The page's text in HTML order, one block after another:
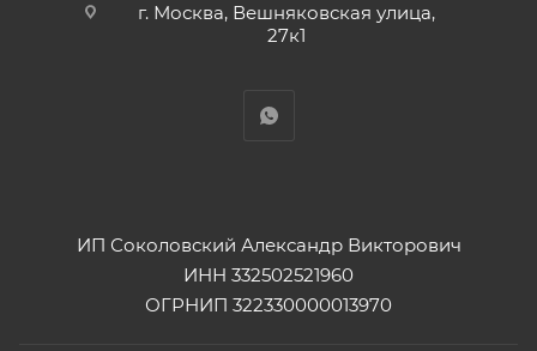
г. Москва, Вешняковская улица,
27к1
ИП Соколовский Александр Викторович
ИНН 332502521960
ОГРНИП 322330000013970